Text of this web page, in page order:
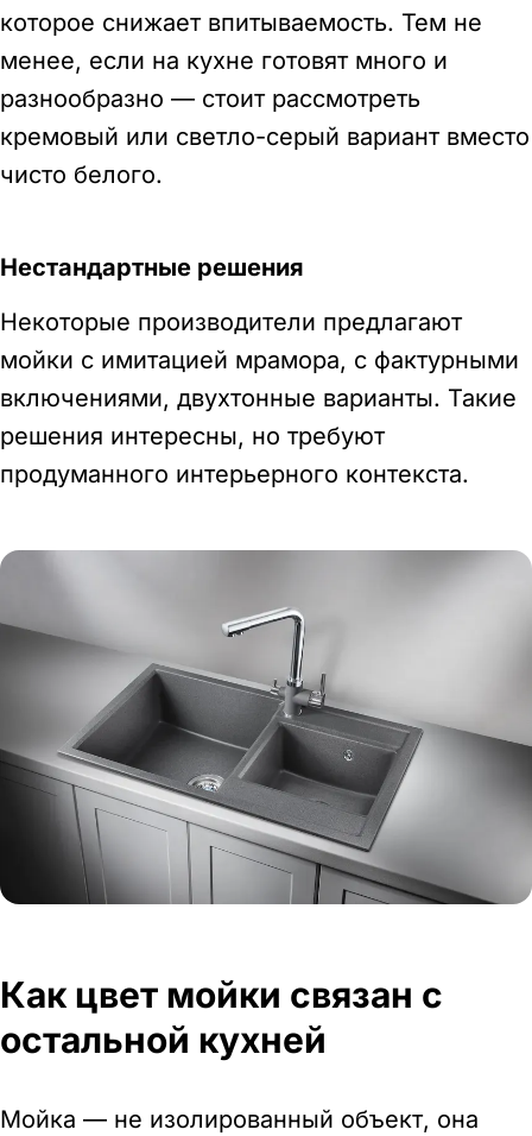
которое снижает впитываемость. Тем не
менее, если на кухне готовят много и
разнообразно — стоит рассмотреть
кремовый или светло-серый вариант вместо
чисто белого.
Нестандартные решения
Некоторые производители предлагают
мойки с имитацией мрамора, с фактурными
включениями, двухтонные варианты. Такие
решения интересны, но требуют
продуманного интерьерного контекста.
Как цвет мойки связан с
остальной кухней
Мойка — не изолированный объект, она